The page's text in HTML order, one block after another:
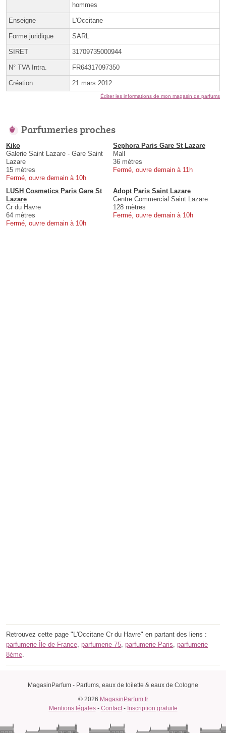
hommes
Enseigne L'Occitane
Forme juridique SARL
SIRET 31709735000944
N° TVA Intra. FR64317097350
Création 21 mars 2012
Éditer les informations de mon magasin de parfums
Parfumeries proches
Kiko
Galerie Saint Lazare - Gare Saint
Lazare
15 mètres
Fermé, ouvre demain à 10h
Sephora Paris Gare St Lazare
Mall
36 mètres
Fermé, ouvre demain à 11h
LUSH Cosmetics Paris Gare St
Lazare
Cr du Havre
64 mètres
Fermé, ouvre demain à 10h
Adopt Paris Saint Lazare
Centre Commercial Saint Lazare
128 mètres
Fermé, ouvre demain à 10h
Retrouvez cette page "L'Occitane Cr du Havre" en partant des liens :
parfumerie Île-de-France parfumerie 75 parfumerie Paris parfumerie
8ème
MagasinParfum - Parfums, eaux de toilette & eaux de Cologne
© 2026 MagasinParfum.fr
Mentions légales- Contact- Inscription gratuite